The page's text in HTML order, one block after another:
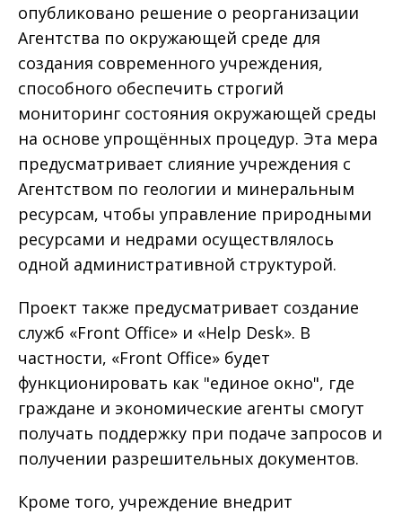
опубликовано решение о реорганизации
Агентства по окружающей среде для
создания современного учреждения,
способного обеспечить строгий
мониторинг состояния окружающей среды
на основе упрощённых процедур. Эта мера
предусматривает слияние учреждения с
Агентством по геологии и минеральным
ресурсам, чтобы управление природными
ресурсами и недрами осуществлялось
одной административной структурой.
Проект также предусматривает создание
служб «Front Office» и «Help Desk». В
частности, «Front Office» будет
функционировать как "единое окно", где
граждане и экономические агенты смогут
получать поддержку при подаче запросов и
получении разрешительных документов.
Кроме того, учреждение внедрит